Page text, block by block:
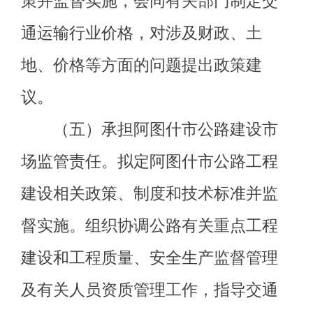
（六）指导阿图什市交通运输行
业体制改革；会同有关部门培育和管
市场，维护阿图什市交通运输行业的
平等竞争秩序。
（七）指导交通运输行业安全生
产和应急管理工作。按规定组织协调
阿图什市重点物资和紧急客货运输，
协调阿图什市高等级公路及重点干线
（八）贯彻执行交通行业科技政
策、技术标准和规范；引导交通运输
运输信息化建设，监测分析运行情